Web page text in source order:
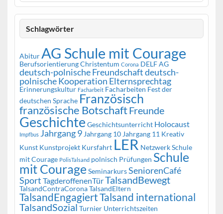
Schlagwörter
AbiturAG Schule mit Courage
BerufsorientierungChristentum Corona DELF AG
deutsch-polnische Freundschaftdeutsch-
polnische Kooperation Elternsprechtag
Erinnerungskultur Facharbeit Facharbeiten Fest der
deutschen Sprache Französisch
französische BotschaftFreunde
Geschichte Geschichtsunterricht Holocaust
Impfbus Jahrgang 9Jahrgang 10Jahrgang 11 Kreativ
Kunst Kunstprojekt Kursfahrt LER Netzwerk Schule
mit Courage PolisTalsand polnisch Prüfungen Schule
mit Courage SeminarkursSeniorenCafé
Sport TagderoffenenTürTalsandBewegt
TalsandContraCoronaTalsandEltern
TalsandEngagiertTalsand international
TalsandSozial Turnier Unterrichtszeiten